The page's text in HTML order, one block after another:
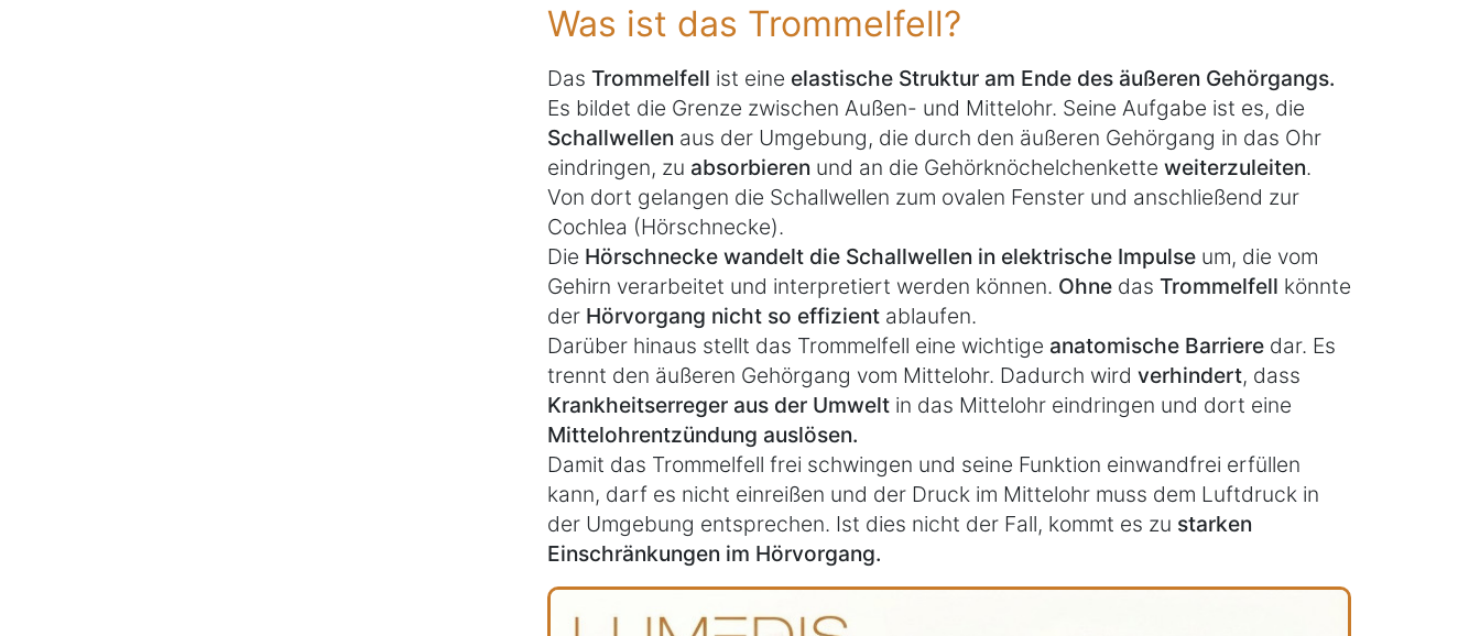
Was ist das Trommelfell?
Das Trommelfell ist eine elastische Struktur am Ende des äußeren Gehörgangs.
Es bildet die Grenze zwischen Außen- und Mittelohr. Seine Aufgabe ist es, die
Schallwellen aus der Umgebung, die durch den äußeren Gehörgang in das Ohr
eindringen, zu absorbieren und an die Gehörknöchelchenkette weiterzuleiten.
Von dort gelangen die Schallwellen zum ovalen Fenster und anschließend zur
Cochlea (Hörschnecke).
Die Hörschnecke wandelt die Schallwellen in elektrische Impulse um, die vom
Gehirn verarbeitet und interpretiert werden können. Ohne das Trommelfell könnte
der Hörvorgang nicht so effizient ablaufen.
Darüber hinaus stellt das Trommelfell eine wichtige anatomische Barriere dar. Es
trennt den äußeren Gehörgang vom Mittelohr. Dadurch wird verhindert, dass
Krankheitserreger aus der Umwelt in das Mittelohr eindringen und dort eine
Mittelohrentzündung auslösen.
Damit das Trommelfell frei schwingen und seine Funktion einwandfrei erfüllen
kann, darf es nicht einreißen und der Druck im Mittelohr muss dem Luftdruck in
der Umgebung entsprechen. Ist dies nicht der Fall, kommt es zu starken
Einschränkungen im Hörvorgang.